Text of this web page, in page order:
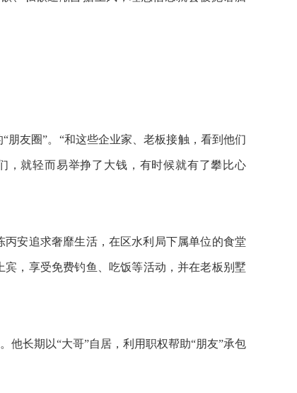
友圈”。“和这些企业家、老板接触，看到他们
，就轻而易举挣了大钱，有时候就有了攀比心
安追求奢靡生活，在区水利局下属单位的食堂
，享受免费钓鱼、吃饭等活动，并在老板别墅
他长期以“大哥”自居，利用职权帮助“朋友”承包